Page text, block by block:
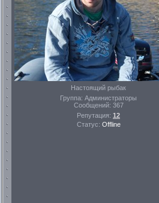
Настоящий рыбак
Группа: Администраторы
Сообщений: 367
Репутация: 12
Статус: Offline